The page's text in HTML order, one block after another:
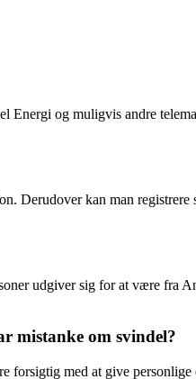
og muligvis andre
Derudover kan man
udgiver sig for at være fra
mistanke om svindel?
med at give